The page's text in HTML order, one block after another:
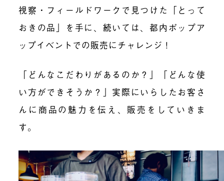
視察・フィールドワークで見つけた「とって
おきの品」を手に、続いては、都内ポップア
ップイベントでの販売にチャレンジ！
「どんなこだわりがあるのか？」「どんな使
い方ができそうか？」実際にいらしたお客さ
んに商品の魅力を伝え、販売をしていきま
す。